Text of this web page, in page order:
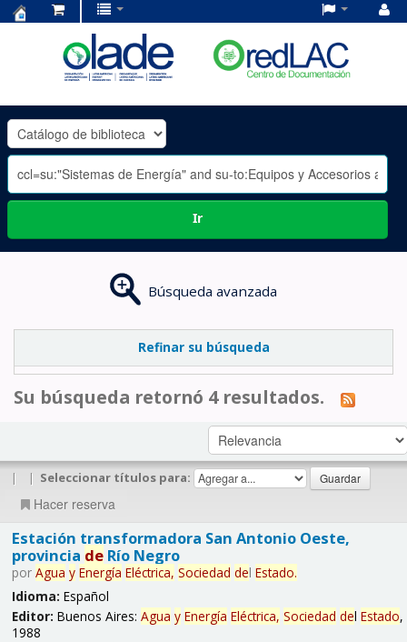
OLADE
-
Ir
Búsqueda avanzada
Refinar su búsqueda
Su búsqueda retornó 4 resultados.
| | Seleccionar títulos para:
Hacer reserva
Estación transformadora San Antonio Oeste,
provincia deRío Negro
por Agua y Energía Eléctrica, Sociedad del Estado.
Idioma: Español
Editor: Buenos Aires: Agua y Energía Eléctrica, Sociedad del Estado,
1988